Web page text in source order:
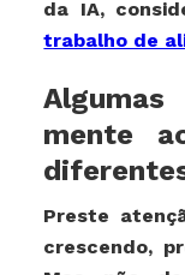
da IA,
trabalho de
mente
Preste
crescendo,